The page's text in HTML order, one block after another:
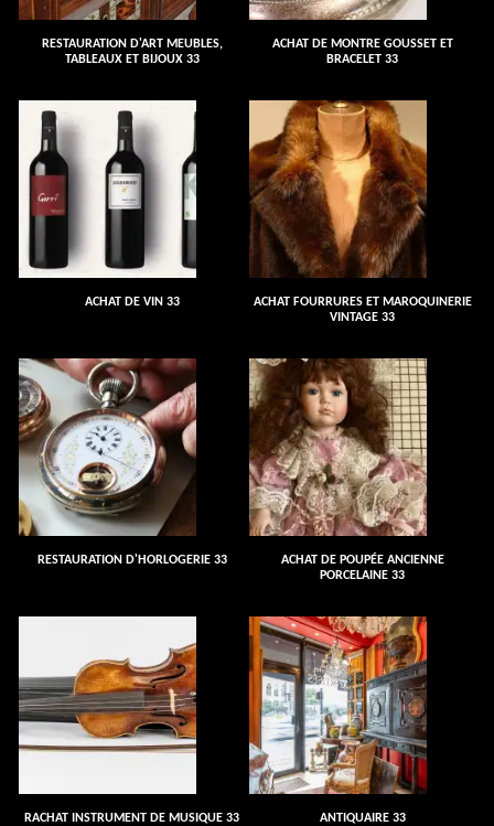
RESTAURATION D'ART MEUBLES,
TABLEAUX ET BIJOUX 33
ACHAT DE MONTRE GOUSSET ET
BRACELET 33
ACHAT DE VIN 33
ACHAT FOURRURES ET MAROQUINERIE
VINTAGE 33
RESTAURATION D'HORLOGERIE 33
ACHAT DE POUPÉE ANCIENNE
PORCELAINE 33
RACHAT INSTRUMENT DE MUSIQUE 33 ANTIQUAIRE 33